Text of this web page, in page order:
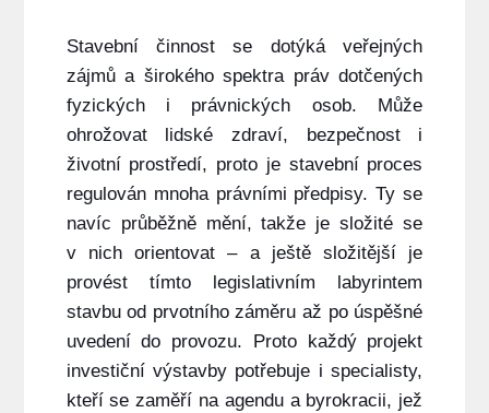
Stavební činnost se dotýká veřejných
zájmů a širokého spektra práv dotčených
fyzických i právnických osob. Může
ohrožovat lidské zdraví, bezpečnost i
životní prostředí, proto je stavební proces
regulován mnoha právními předpisy. Ty se
navíc průběžně mění, takže je složité se
v nich orientovat – a ještě složitější je
provést tímto legislativním labyrintem
stavbu od prvotního záměru až po úspěšné
uvedení do provozu. Proto každý projekt
investiční výstavby potřebuje i specialisty,
kteří se zaměří na agendu a byrokracii, jež